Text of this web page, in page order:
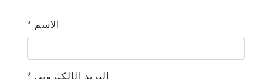
* الاسم
* البريد الإلكتروني